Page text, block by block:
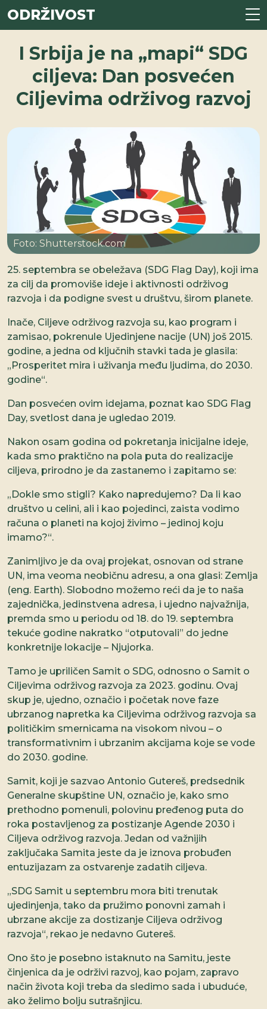
ODRŽIVOST
I Srbija je na „mapi“ SDG
ciljeva: Dan posvećen
Ciljevima održivog razvoj
Foto: Shutterstock.com
25. septembra se obeležava (SDG Flag Day), koji ima
za cilj da promoviše ideje i aktivnosti održivog
razvoja i da podigne svest u društvu, širom planete.
Inače, Ciljeve održivog razvoja su, kao program i
zamisao, pokrenule Ujedinjene nacije (UN) još 2015.
godine, a jedna od ključnih stavki tada je glasila:
„Prosperitet mira i uživanja među ljudima, do 2030.
godine“.
Dan posvećen ovim idejama, poznat kao SDG Flag
Day, svetlost dana je ugledao 2019.
Nakon osam godina od pokretanja inicijalne ideje,
kada smo praktično na pola puta do realizacije
ciljeva, prirodno je da zastanemo i zapitamo se:
„Dokle smo stigli? Kako napredujemo? Da li kao
društvo u celini, ali i kao pojedinci, zaista vodimo
računa o planeti na kojoj živimo – jedinoj koju
imamo?“.
Zanimljivo je da ovaj projekat, osnovan od strane
UN, ima veoma neobičnu adresu, a ona glasi: Zemlja
(eng. Earth). Slobodno možemo reći da je to naša
zajednička, jedinstvena adresa, i ujedno najvažnija,
premda smo u periodu od 18. do 19. septembra
tekuće godine nakratko “otputovali” do jedne
konkretnije lokacije – Njujorka.
Tamo je upriličen Samit o SDG, odnosno o Samit o
Ciljevima održivog razvoja za 2023. godinu. Ovaj
skup je, ujedno, označio i početak nove faze
ubrzanog napretka ka Ciljevima održivog razvoja sa
političkim smernicama na visokom nivou – o
transformativnim i ubrzanim akcijama koje se vode
do 2030. godine.
Samit, koji je sazvao Antonio Gutereš, predsednik
Generalne skupštine UN, označio je, kako smo
prethodno pomenuli, polovinu pređenog puta do
roka postavljenog za postizanje Agende 2030 i
Ciljeva održivog razvoja. Jedan od važnijih
zaključaka Samita jeste da je iznova probuđen
entuzijazam za ostvarenje zadatih ciljeva.
„SDG Samit u septembru mora biti trenutak
ujedinjenja, tako da pružimo ponovni zamah i
ubrzane akcije za dostizanje Ciljeva održivog
razvoja“, rekao je nedavno Gutereš.
Ono što je posebno istaknuto na Samitu, jeste
činjenica da je održivi razvoj, kao pojam, zapravo
način života koji treba da sledimo sada i ubuduće,
ako želimo bolju sutrašnjicu.